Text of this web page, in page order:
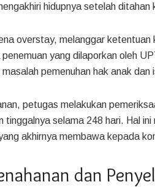
hidupnya setelah
overstay, melanggar ketentuan
yang dilaporkan oleh
pemenuhan hak anak
petugas melakukan
tinggalnya selama 248 hari. Hal
akhirnya membawa kepada
dan